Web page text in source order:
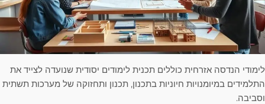
לימודי הנדסה אזרחית כוללים תכנית לימודים יסודית שנועדה לצייד את
התלמידים במיומנויות חיוניות בתכנון, תכנון ותחזוקה של מערכות תשתית
וסביבה.